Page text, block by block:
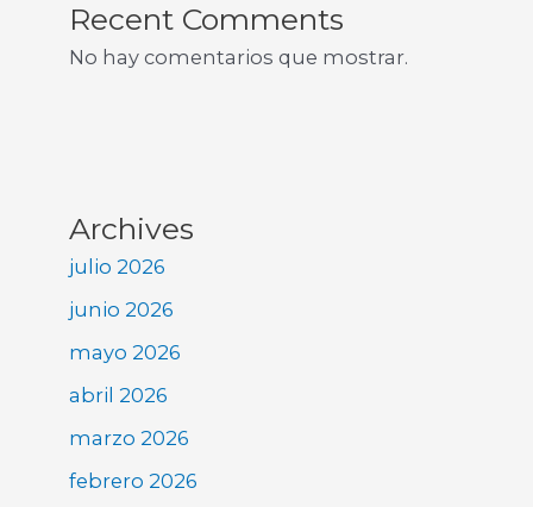
Recent Comments
No hay comentarios que mostrar.
Archives
julio 2026
junio 2026
mayo 2026
abril 2026
marzo 2026
febrero 2026